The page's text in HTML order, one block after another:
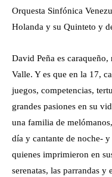
Orquesta Sinfónica
Holanda y su Quinteto y
David Peña es
Valle. Y es que en la 17,
juegos, competencias,
grandes pasiones en su
una familia de
día y cantante de noche-
quienes imprimieron en
serenatas, las parrandas